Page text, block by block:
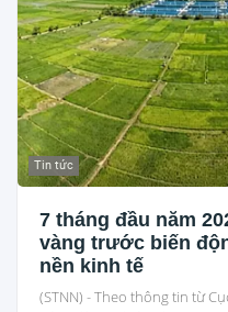
Tin tức
7 tháng đầu năm
vàng trước biến
nền kinh tế
(STNN) - Theo thông tin từ